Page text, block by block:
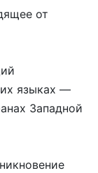
от
языках —
Западной